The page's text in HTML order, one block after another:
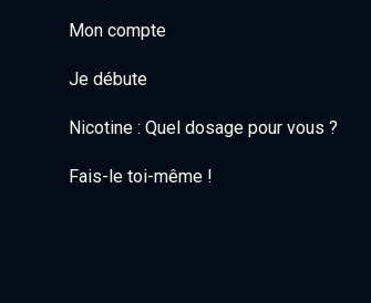
Mon compte
Je débute
Nicotine : Quel dosage pour vous ?
Fais-le toi-même !